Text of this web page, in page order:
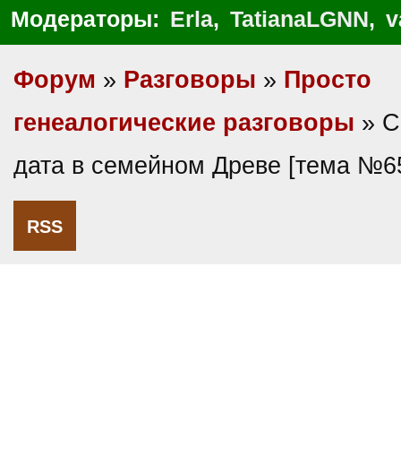
Модераторы: Erla, TatianaLGNN,
Форум » Разговоры » Просто
генеалогические разговоры »
дата в семейном Древе [тема
RSS